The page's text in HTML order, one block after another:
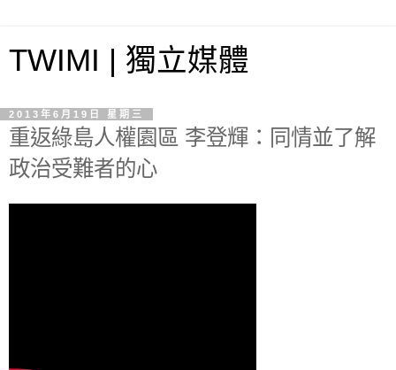
TWIMI | 獨立媒體
2013年6月19日 星期三
重返綠島人權園區 李登輝：同情並了解
政治受難者的心